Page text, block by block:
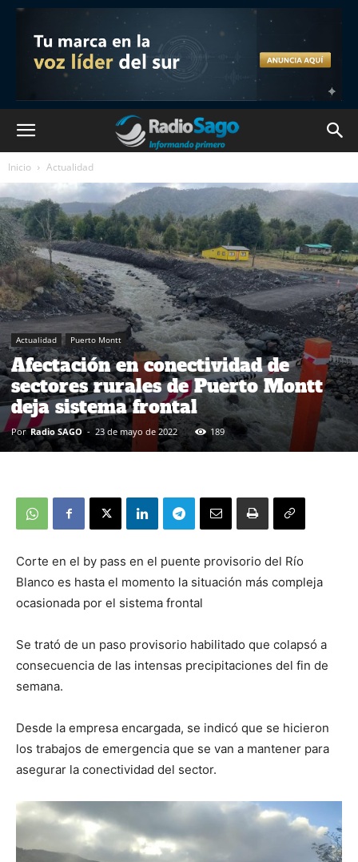
Inicio Actualidad
Actualidad Puerto Montt
Afectación en conectividad de
sectores rurales de Puerto Montt
deja sistema frontal
Por Radio SAGO - 23 de mayo de 2022 189
Corte en el by pass en el puente provisorio del Río
Blanco es hasta el momento la situación más compleja
ocasionada por el sistema frontal
Se trató de un paso provisorio habilitado que colapsó a
consecuencia de las intensas precipitaciones del fin de
semana.
Desde la empresa encargada, se indicó que se hicieron
los trabajos de emergencia que se van a mantener para
asegurar la conectividad del sector.